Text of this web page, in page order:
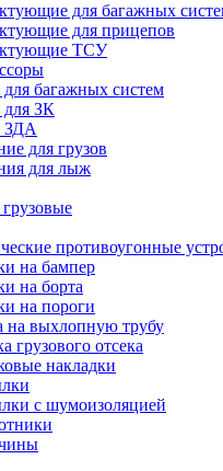
для багажных
для прицепов
ТСУ
багажных систем
ЗК
ЗДА
для грузов
для лыж
противоугонные
на бампер
на борта
на пороги
на выхлопную трубу
грузового отсека
накладки
с шумоизоляцией